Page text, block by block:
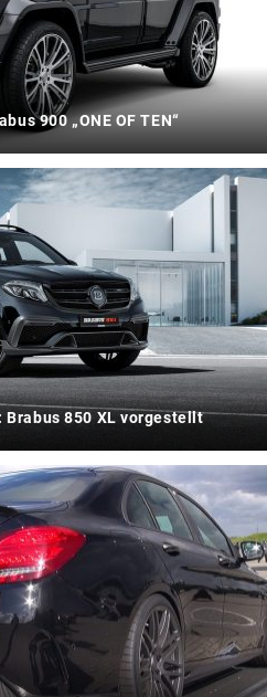
900 „ONE OF TEN“
Brabus 850 XL vorgestellt